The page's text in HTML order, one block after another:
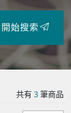
開始搜索
共有 3筆商品